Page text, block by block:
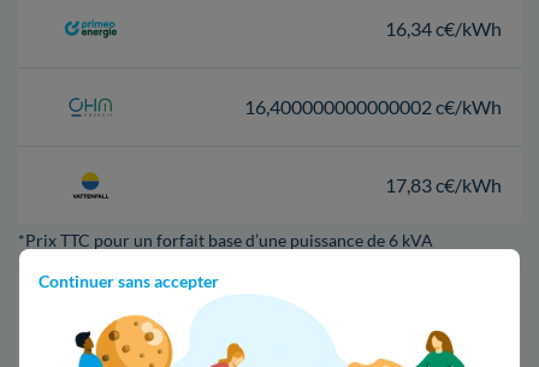
Continuer sans accepter
16,34 c€/kWh
16,400000000000002 c€/kWh
17,83 c€/kWh
*Prix TTC pour un forfait base d’une puissance de 6 kVA
Infos / souscriptions
(appel non surtaxé)